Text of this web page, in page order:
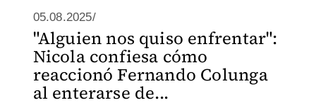
05.08.2025/
"Alguien nos quiso enfrentar":
Nicola confiesa cómo
reaccionó Fernando Colunga
al enterarse de...